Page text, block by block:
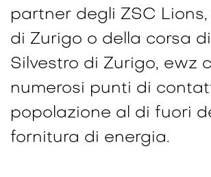
partner degli ZSC Lions,
di Zurigo o della corsa
Silvestro di Zurigo, ewz
numerosi punti di
popolazione al di fuori
fornitura di energia.